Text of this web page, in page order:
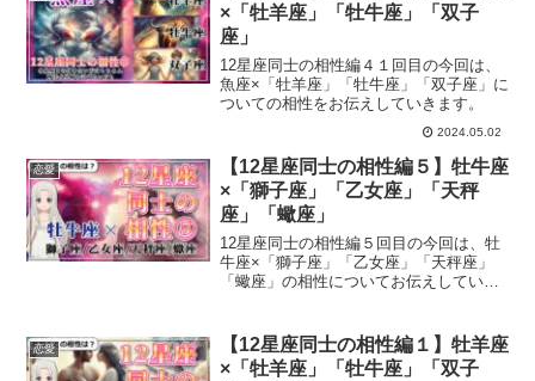
×「牡羊座」「牡牛座」「双子
座」
12星座同士の相性編４１回目の今回は、
魚座×「牡羊座」「牡牛座」「双子座」に
ついての相性をお伝えしていきます。
2024.05.02
恋愛
【12星座同士の相性編５】牡牛座
×「獅子座」「乙女座」「天秤
座」「蠍座」
12星座同士の相性編５回目の今回は、牡
牛座×「獅子座」「乙女座」「天秤座」
「蠍座」の相性についてお伝えしていき
恋愛
【12星座同士の相性編１】牡羊座
×「牡羊座」「牡牛座」「双子